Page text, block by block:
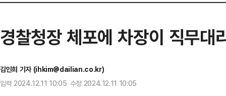
경찰청장 체포에 차장이 직무
김인희 기자 (ihkim@dailian.co.kr)
입력 2024.12.11 10:05 수정 2024.12.11 10:05